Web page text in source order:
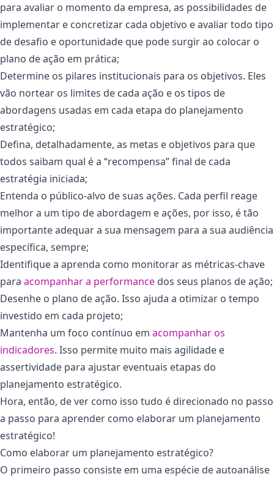
para avaliar o momento da empresa, as possibilidades de
implementar e concretizar cada objetivo e avaliar todo tipo
de desafio e oportunidade que pode surgir ao colocar o
plano de ação em prática;
Determine os pilares institucionais para os objetivos. Eles
vão nortear os limites de cada ação e os tipos de
abordagens usadas em cada etapa do planejamento
estratégico;
Defina, detalhadamente, as metas e objetivos para que
todos saibam qual é a “recompensa” final de cada
estratégia iniciada;
Entenda o público-alvo de suas ações. Cada perfil reage
melhor a um tipo de abordagem e ações, por isso, é tão
importante adequar a sua mensagem para a sua audiência
específica, sempre;
Identifique a aprenda como monitorar as métricas-chave
para acompanhar a performance dos seus planos de ação;
Desenhe o plano de ação. Isso ajuda a otimizar o tempo
investido em cada projeto;
Mantenha um foco contínuo em acompanhar os
indicadores. Isso permite muito mais agilidade e
assertividade para ajustar eventuais etapas do
planejamento estratégico.
Hora, então, de ver como isso tudo é direcionado no passo
a passo para aprender como elaborar um planejamento
estratégico!
Como elaborar um planejamento estratégico?
O primeiro passo consiste em uma espécie de autoanálise